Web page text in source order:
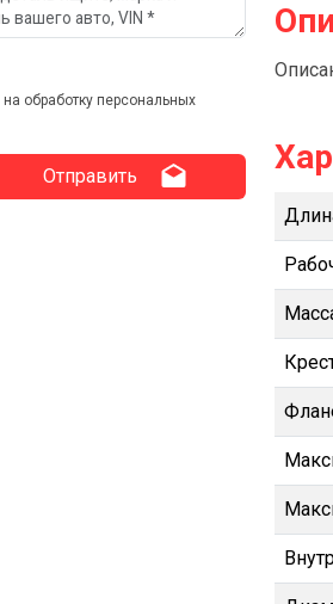
обработку персональных